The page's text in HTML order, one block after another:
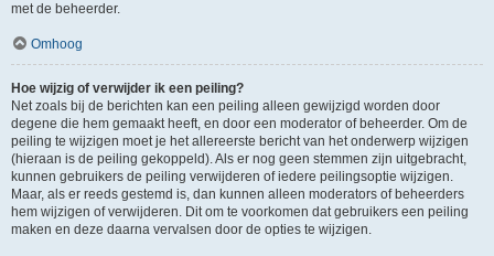
met de beheerder.
Omhoog
Hoe wijzig of verwijder ik een peiling?
Net zoals bij de berichten kan een peiling alleen gewijzigd worden door
degene die hem gemaakt heeft, en door een moderator of beheerder. Om de
peiling te wijzigen moet je het allereerste bericht van het onderwerp wijzigen
(hieraan is de peiling gekoppeld). Als er nog geen stemmen zijn uitgebracht,
kunnen gebruikers de peiling verwijderen of iedere peilingsoptie wijzigen.
Maar, als er reeds gestemd is, dan kunnen alleen moderators of beheerders
hem wijzigen of verwijderen. Dit om te voorkomen dat gebruikers een peiling
maken en deze daarna vervalsen door de opties te wijzigen.